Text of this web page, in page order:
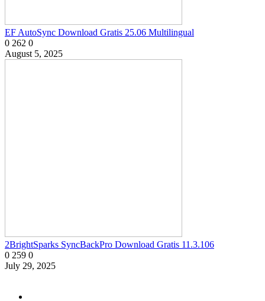
EF AutoSync Download Gratis 25.06 Multilingual
0 262 0
August 5, 2025
2BrightSparks SyncBackPro Download Gratis 11.3.106
0 259 0
July 29, 2025